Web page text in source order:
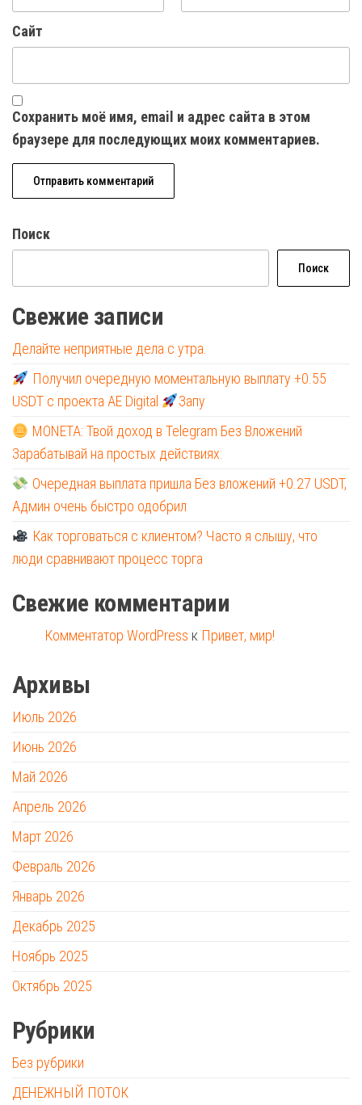
Сайт
Сохранить моё имя, email и адрес сайта в этом
браузере для последующих моих комментариев.
Поиск
Поиск
Свежие записи
Делайте неприятные дела с утра.
Получил очередную моментальную выплату +0.55
USDT с проекта AE Digital
Запу
MONETA: Твой доход в Telegram Без Вложений
Зарабатывай на простых действиях:
Очередная выплата пришла Без вложений +0.27 USDT,
Админ очень быстро одобрил
Как торговаться с клиентом? Часто я слышу, что
люди сравнивают процесс торга
Свежие комментарии
Комментатор WordPress к Привет, мир!
Архивы
Июль 2026
Июнь 2026
Май 2026
Апрель 2026
Март 2026
Февраль 2026
Январь 2026
Декабрь 2025
Ноябрь 2025
Октябрь 2025
Рубрики
Без рубрики
ДЕНЕЖНЫЙ ПОТОК